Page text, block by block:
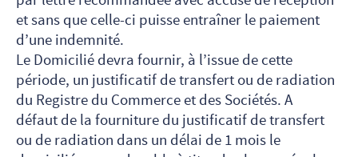
et sans que celle-ci puisse entraîner le paiement
d’une indemnité.
Le Domicilié devra fournir, à l’issue de cette
période, un justificatif de transfert ou de radiation
du Registre du Commerce et des Sociétés. A
défaut de la fourniture du justificatif de transfert
ou de radiation dans un délai de 1 mois le